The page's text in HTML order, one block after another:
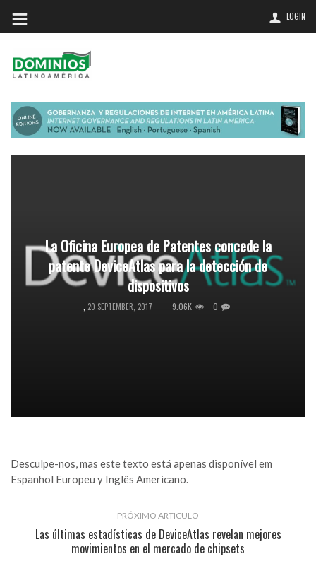
LOGIN
La Oficina Europea de Patentes concede la
patente DeviceAtlas para la detección de
dispositivos
20 SEPTEMBER, 2017 9.06K 0
Desculpe-nos, mas este texto está apenas disponível em
Espanhol Europeu y Inglês Americano.
PRÓXIMO ARTICULO
Las últimas estadísticas de DeviceAtlas revelan mejores
movimientos en el mercado de chipsets